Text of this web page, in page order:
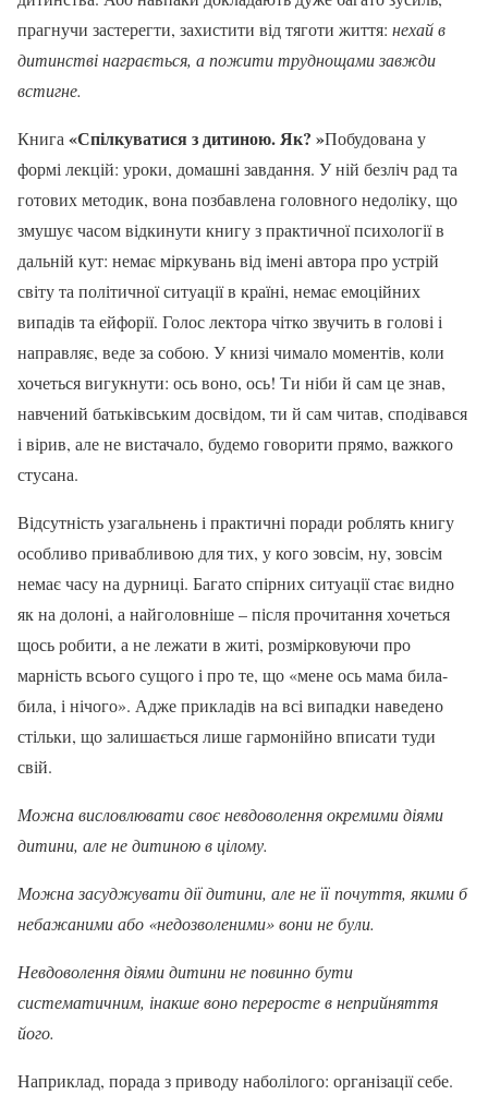
прагнучи застерегти, захистити від тяготи життя: нехай в
дитинстві награється, а пожити труднощами завжди
встигне.
Книга «Спілкуватися з дитиною. Як? »Побудована у
формі лекцій: уроки, домашні завдання. У ній безліч рад та
готових методик, вона позбавлена головного недоліку, що
змушує часом відкинути книгу з практичної психології в
дальній кут: немає міркувань від імені автора про устрій
світу та політичної ситуації в країні, немає емоційних
випадів та ейфорії. Голос лектора чітко звучить в голові і
направляє, веде за собою. У книзі чимало моментів, коли
хочеться вигукнути: ось воно, ось! Ти ніби й сам це знав,
навчений батьківським досвідом, ти й сам читав, сподівався
і вірив, але не вистачало, будемо говорити прямо, важкого
стусана.
Відсутність узагальнень і практичні поради роблять книгу
особливо привабливою для тих, у кого зовсім, ну, зовсім
немає часу на дурниці. Багато спірних ситуації стає видно
як на долоні, а найголовніше – після прочитання хочеться
щось робити, а не лежати в житі, розмірковуючи про
марність всього сущого і про те, що «мене ось мама била-
била, і нічого». Адже прикладів на всі випадки наведено
стільки, що залишається лише гармонійно вписати туди
свій.
Можна висловлювати своє невдоволення окремими діями
дитини, але не дитиною в цілому.
Можна засуджувати дії дитини, але не її почуття, якими б
небажаними або «недозволеними» вони не були.
Невдоволення діями дитини не повинно бути
систематичним, інакше воно переросте в неприйняття
його.
Наприклад, порада з приводу наболілого: організації себе.